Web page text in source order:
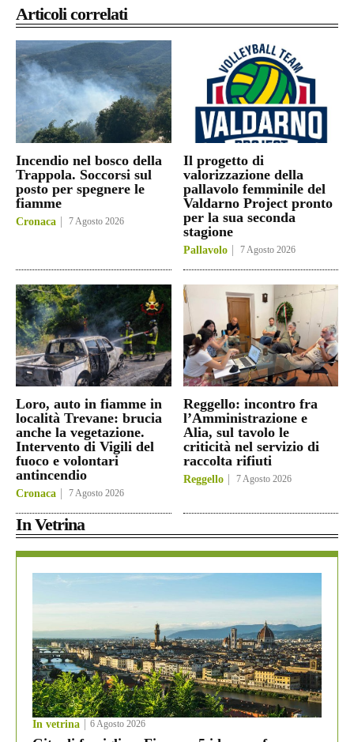
Articoli correlati
Incendio nel bosco della
Trappola. Soccorsi sul
posto per spegnere le
fiamme
Cronaca 7 Agosto 2026
Il progetto di
valorizzazione della
pallavolo femminile del
Valdarno Project pronto
per la sua seconda
stagione
Pallavolo 7 Agosto 2026
Loro, auto in fiamme in
località Trevane: brucia
anche la vegetazione.
Intervento di Vigili del
fuoco e volontari
antincendio
Cronaca 7 Agosto 2026
Reggello: incontro fra
l’Amministrazione e
Alia, sul tavolo le
criticità nel servizio di
raccolta rifiuti
Reggello 7 Agosto 2026
In Vetrina
In vetrina 6 Agosto 2026